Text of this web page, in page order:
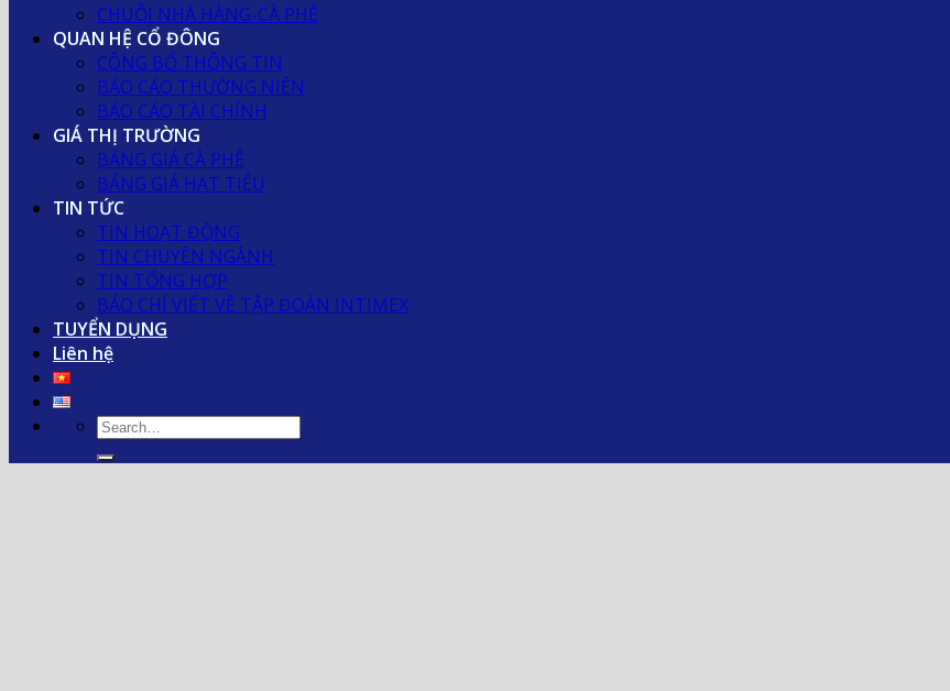
CHUỖI NHÀ HÀNG-CÀ PHÊ
QUAN HỆ CỔ ĐÔNG
CÔNG BỐ THÔNG TIN
BÁO CÁO THƯỜNG NIÊN
BÁO CÁO TÀI CHÍNH
GIÁ THỊ TRƯỜNG
BẢNG GIÁ CÀ PHÊ
BẢNG GIÁ HẠT TIÊU
TIN TỨC
TIN HOẠT ĐỘNG
TIN CHUYÊN NGÀNH
TIN TỔNG HỢP
BÁO CHÍ VIẾT VỀ TẬP ĐOÀN INTIMEX
TUYỂN DỤNG
Liên hệ